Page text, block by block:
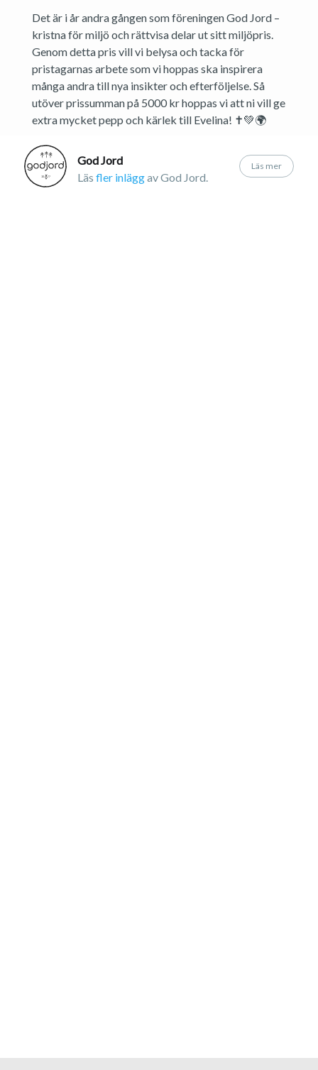
Det är i år andra gången som föreningen God Jord –
kristna för miljö och rättvisa delar ut sitt miljöpris.
Genom detta pris vill vi belysa och tacka för
pristagarnas arbete som vi hoppas ska inspirera
många andra till nya insikter och efterföljelse. Så
utöver prissumman på 5000 kr hoppas vi att ni vill ge
extra mycket pepp och kärlek till Evelina! ✝💚🌍
God Jord
Läs fler inläggav God Jord.
Läs mer